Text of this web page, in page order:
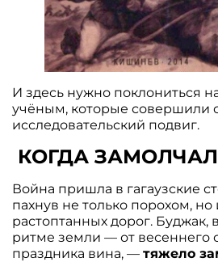
И здесь нужно поклониться
учёным, которые совершили
исследовательский подвиг.
КОГДА
Война пришла в гагаузские
пахнув не только порохом,
растоптанных дорог. Буджак,
ритме земли — от весеннего
праздника вина, —тяжело